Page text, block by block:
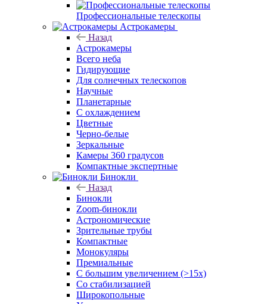
Профессиональные телескопы
Астрокамеры
Назад
Астрокамеры
Всего неба
Гидирующие
Для солнечных телескопов
Научные
Планетарные
С охлаждением
Цветные
Черно-белые
Зеркальные
Камеры 360 градусов
Компактные экспертные
Бинокли
Назад
Бинокли
Zoom-бинокли
Астрономические
Зрительные трубы
Компактные
Монокуляры
Премиальные
С большим увеличением (>15x)
Со стабилизацией
Широкопольные